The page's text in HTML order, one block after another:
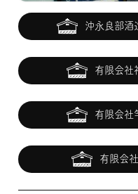
沖永良部酒
有限会社
有限会社
有限会